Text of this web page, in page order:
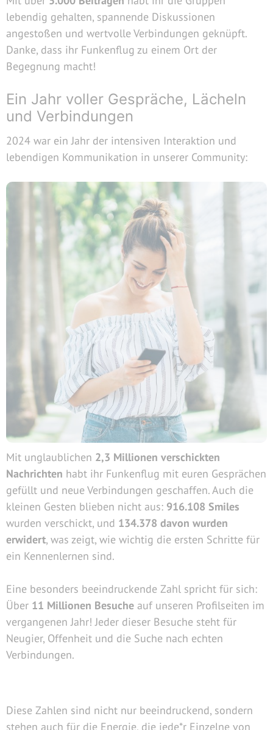
lebendig gehalten, spannende Diskussionen
angestoßen und wertvolle Verbindungen geknüpft.
Danke, dass ihr Funkenflug zu einem Ort der
Begegnung macht!
Ein Jahr voller Gespräche, Lächeln
und Verbindungen
2024 war ein Jahr der intensiven Interaktion und
lebendigen Kommunikation in unserer Community:
Mit unglaublichen 2,3 Millionen verschickten
Nachrichten habt ihr Funkenflug mit euren Gesprächen
gefüllt und neue Verbindungen geschaffen. Auch die
kleinen Gesten blieben nicht aus: 916.108 Smiles
wurden verschickt, und 134.378 davon wurden
erwidert, was zeigt, wie wichtig die ersten Schritte für
ein Kennenlernen sind.
Eine besonders beeindruckende Zahl spricht für sich:
Über 11 Millionen Besuche auf unseren Profilseiten im
vergangenen Jahr! Jeder dieser Besuche steht für
Neugier, Offenheit und die Suche nach echten
Verbindungen.
Diese Zahlen sind nicht nur beeindruckend, sondern
stehen auch für die Energie, die jede*r Einzelne von